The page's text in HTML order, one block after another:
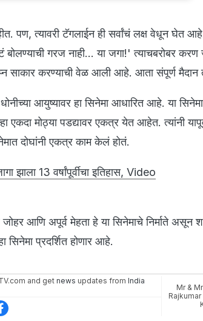
पण, त्यावरी टॅगलाईन ही सर्वांचं लक्ष वेधून घेत
बोलण्याची गरज नाही... या जगा!' त्याचबरोबर
साकार करण्याची वेळ आली आहे. आता संपूर्ण
आयुष्यावर हा सिनेमा आधारित आहे. या
एकदा मोठ्या पडद्यावर एकत्र येत आहेत. त्यांनी
दोघांनी एकत्र काम केलं होतं.
झाला 13 वर्षांपूर्वीचा इतिहास, Video
आणि अपूर्व मेहता हे या सिनेमाचे निर्माते असून
प्रदर्शित होणार आहे.
and get news updates from India
Mr &
Rajkumar